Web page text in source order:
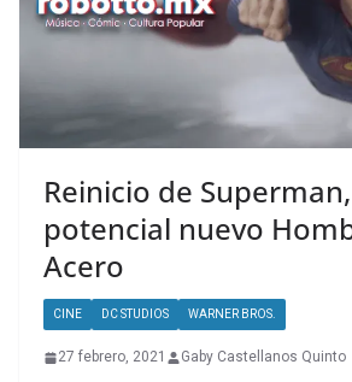
Reinicio de
potencial nuevo
Acero
CINE DC STUDIOS WARNER BROS.
27 febrero, 2021 Gaby Castellanos Quinto